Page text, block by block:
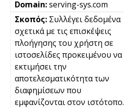
serving-sys.com
Συλλέγει δεδομένα
σχετικά με τις επισκέψεις
πλοήγησης του χρήστη σε
ιστοσελίδες προκειμένου να
εκτιμήσει την
αποτελεσματικότητα των
διαφημίσεων που
εμφανίζονται στον ιστότοπο.